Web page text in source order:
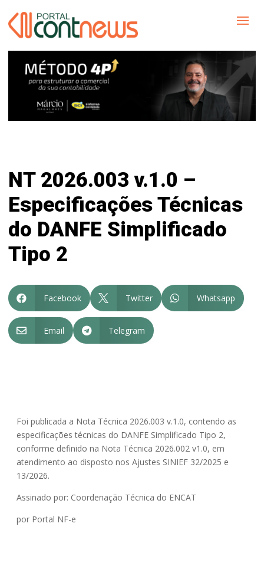
NT 2026.003 v.1.0 –
Especificações Técnicas
do DANFE Simplificado
Tipo 2
 Facebook  Twitter  Whatsapp
 Email  Telegram
Foi publicada a Nota Técnica 2026.003 v.1.0, contendo as
especificações técnicas do DANFE Simplificado Tipo 2,
conforme definido na Nota Técnica 2026.002 v1.0, em
atendimento ao disposto nos Ajustes SINIEF 32/2025 e
13/2026.
Assinado por: Coordenação Técnica do ENCAT
por Portal NF-e